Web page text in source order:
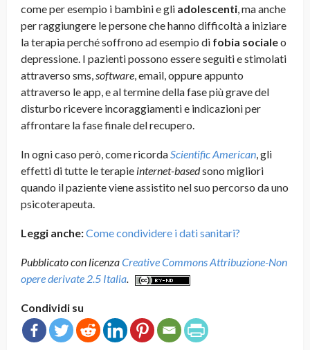
come per esempio i bambini e gli adolescenti, ma anche
per raggiungere le persone che hanno difficoltà a iniziare
la terapia perché soffrono ad esempio di fobia socialeo
depressione. I pazienti possono essere seguiti e stimolati
attraverso sms,software, email, oppure appunto
attraverso le app, e al termine della fase più grave del
disturbo ricevere incoraggiamenti e indicazioni per
affrontare la fase finale del recupero.
In ogni caso però, come ricordaScientific American, gli
effetti di tutte le terapie internet-basedsono migliori
quando il paziente viene assistito nel suo percorso da uno
psicoterapeuta.
Leggi anche:Come condividere i dati sanitari?
Pubblicato con licenzaCreative Commons Attribuzione-Non
opere derivate 2.5 Italia.
Condividi su